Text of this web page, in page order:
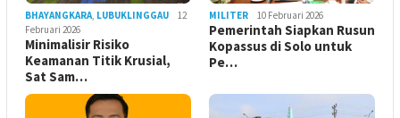
BHAYANGKARA, LUBUKLINGGAU
12
Februari 2026
Minimalisir Risiko
Keamanan Titik Krusial,
Sat Sam…
MILITER 10 Februari 2026
Pemerintah Siapkan Rusun
Kopassus di Solo untuk
Pe…